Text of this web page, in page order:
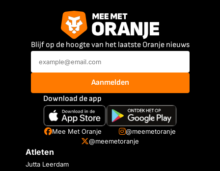
Blijf op de hoogte van het laatste Oranje nieuws
Aanmelden
Download de app
Mee Met Oranje
@meemetoranje
@meemetoranje
Atleten
Jutta Leerdam